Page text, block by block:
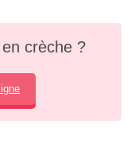
crèche ?